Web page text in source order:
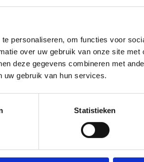
personaliseren, om functies voor
over uw gebruik van onze site met
deze gegevens combineren met
uw gebruik van hun services.
Statistieken
Kies
onderwerp